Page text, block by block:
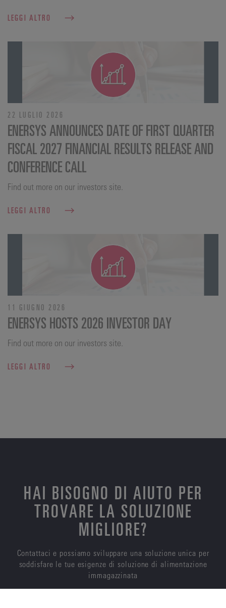
LEGGI ALTRO
22 LUGLIO 2026
ENERSYS ANNOUNCES DATE OF FIRST QUARTER
FISCAL 2027 FINANCIAL RESULTS RELEASE AND
CONFERENCE CALL
Find out more on our investors site.
LEGGI ALTRO
11 GIUGNO 2026
ENERSYS HOSTS 2026 INVESTOR DAY
Find out more on our investors site.
LEGGI ALTRO
HAI BISOGNO DI AIUTO PER
TROVARE LA SOLUZIONE
MIGLIORE?
Contattaci e possiamo sviluppare una soluzione unica per
soddisfare le tue esigenze di soluzione di alimentazione
immagazzinata